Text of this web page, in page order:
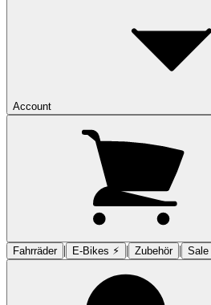
Account
Fahrräder | E-Bikes ⚡︎ | Zubehör | Sale